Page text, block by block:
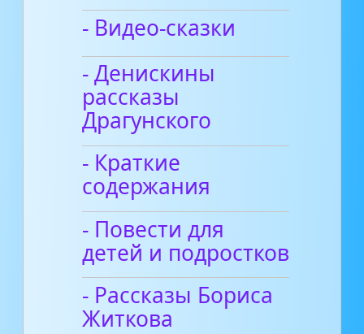
- Видео-сказки
- Денискины
рассказы
Драгунского
- Краткие
содержания
- Повести для
детей и подростков
- Рассказы Бориса
Житкова